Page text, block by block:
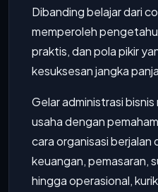
Dibanding belajar dari
memperoleh
praktis, dan pola pikir
kesuksesan jangka
Gelar administrasi
usaha dengan
cara organisasi berjalan
keuangan, pemasaran,
hingga operasional,